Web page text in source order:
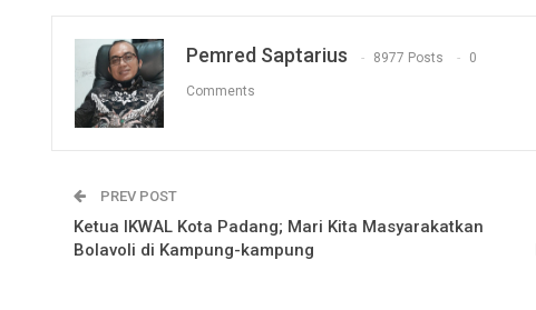
Pemred Saptarius 8977 Posts 0
Comments
PREV POST
Ketua IKWAL Kota Padang; Mari Kita Masyarakatkan
Bolavoli di Kampung-kampung